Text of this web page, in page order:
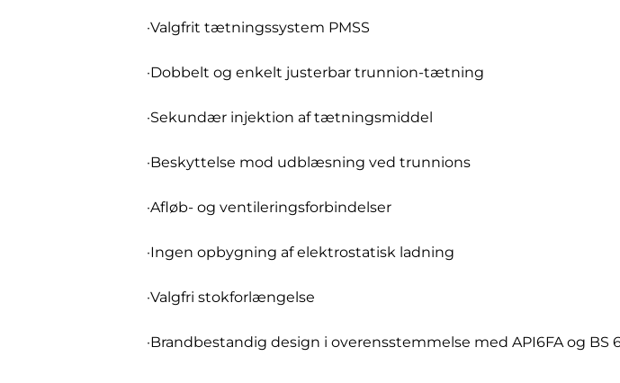
·Valgfrit tætningssystem PMSS
·Dobbelt og enkelt justerbar trunnion-tætning
·Sekundær injektion af tætningsmiddel
·Beskyttelse mod udblæsning ved trunnions
·Afløb- og ventileringsforbindelser
·Ingen opbygning af elektrostatisk ladning
·Valgfri stokforlængelse
·Brandbestandig design i overensstemmelse med API6FA og BS